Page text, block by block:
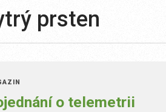
prsten
o telemetrii